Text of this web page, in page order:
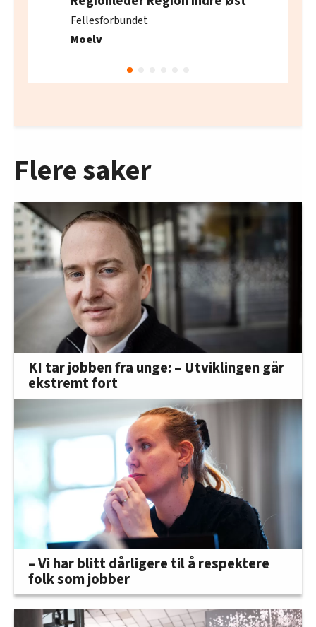
Fellesforbundet
Moelv
Flere saker
KI tar jobben fra unge: – Utviklingen går
ekstremt fort
– Vi har blitt dårligere til å respektere
folk som jobber